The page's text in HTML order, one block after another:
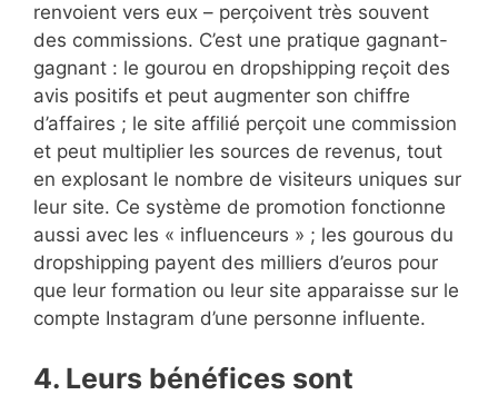
renvoient vers eux – perçoivent très souvent
des commissions. C’est une pratique gagnant-
gagnant : le gourou en dropshipping reçoit des
avis positifs et peut augmenter son chiffre
d’affaires ; le site affilié perçoit une commission
et peut multiplier les sources de revenus, tout
en explosant le nombre de visiteurs uniques sur
leur site. Ce système de promotion fonctionne
aussi avec les « influenceurs » ; les gourous du
dropshipping payent des milliers d’euros pour
que leur formation ou leur site apparaisse sur le
compte Instagram d’une personne influente.
4. Leurs bénéfices sont